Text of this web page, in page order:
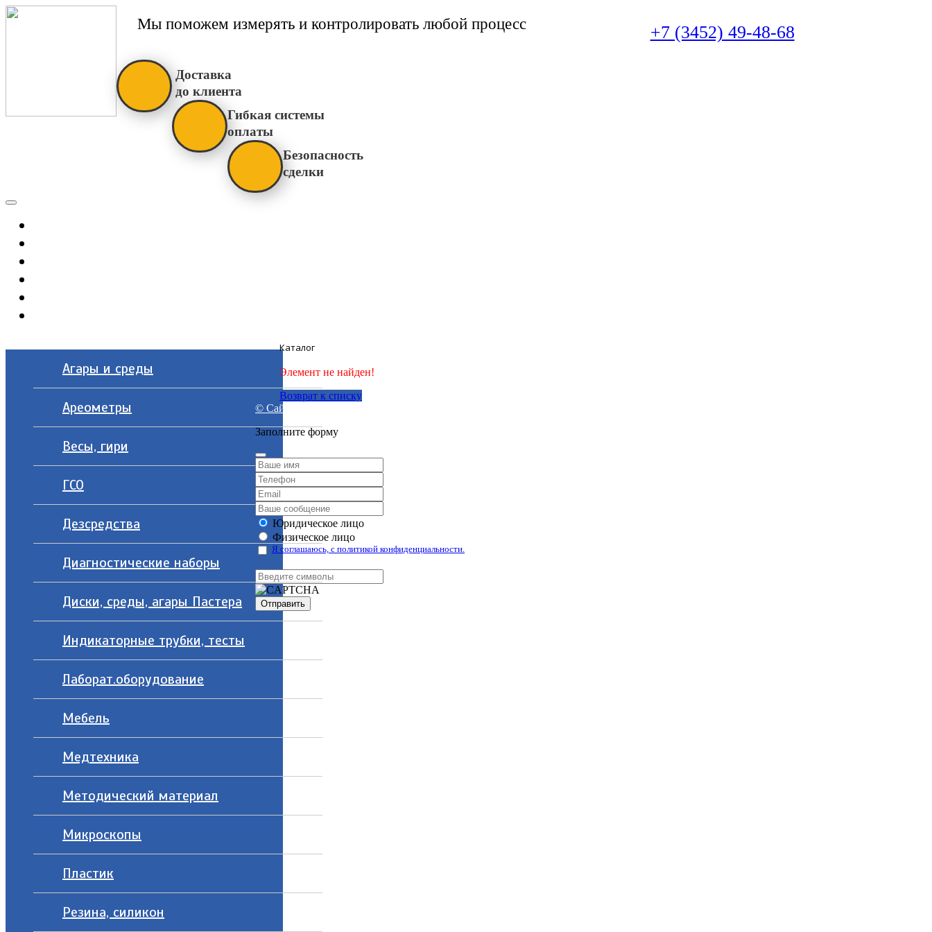
Мы поможем измерять и контролировать любой процесс +7 (3452) 49-48-68
Доставка
до клиента
Гибкая системы
оплаты
Безопасность
сделки
Агары и среды
Ареометры
Весы, гири
ГСО
Дезсредства
Диагностические наборы
Диски, среды, агары Пастера
Индикаторные трубки, тесты
Лаборат.оборудование
Мебель
Медтехника
Методический материал
Микроскопы
Пластик
Резина, силикон
Каталог
Элемент не найден!
Возврат к списку
© Сайт разработан компанией Tyumen-soft.Digital
Заполните форму
Юридическое лицо
Физическое лицо
Я соглашаюсь, с политикой конфиденциальности.